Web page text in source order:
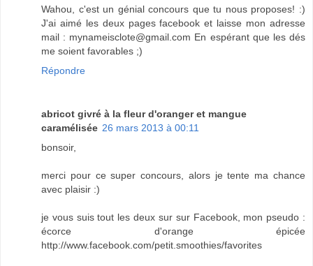
Wahou, c'est un génial concours que tu nous proposes! :)
J'ai aimé les deux pages facebook et laisse mon adresse
mail : mynameisclote@gmail.com En espérant que les dés
me soient favorables ;)
Répondre
abricot givré à la fleur d'oranger et mangue
caramélisée 26 mars 2013 à 00:11
bonsoir,
merci pour ce super concours, alors je tente ma chance
avec plaisir :)
je vous suis tout les deux sur sur Facebook, mon pseudo :
écorce d'orange épicée
http://www.facebook.com/petit.smoothies/favorites